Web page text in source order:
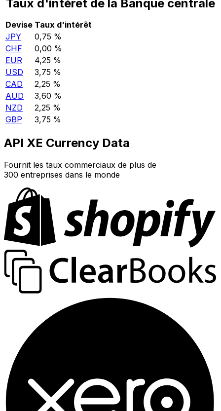
Taux d'intérêt de la Banque centrale
Devise Taux d'intérêt
JPY
0,75 %
CHF
0,00 %
EUR
4,25 %
USD
3,75 %
CAD
2,25 %
AUD
3,60 %
NZD
2,25 %
GBP
3,75 %
API XE Currency Data
Fournit les taux commerciaux de plus de
300 entreprises dans le monde